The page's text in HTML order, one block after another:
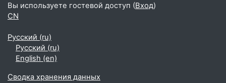
Вы используете гостевой доступ (Вход)
CN
Русский ‎(ru)‎
Русский ‎(ru)‎
English ‎(en)‎
Сводка хранения данных